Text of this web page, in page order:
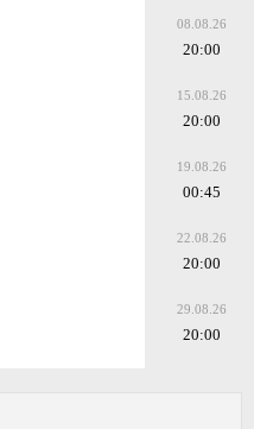
08.08.26
20:00
15.08.26
20:00
19.08.26
00:45
22.08.26
20:00
29.08.26
20:00